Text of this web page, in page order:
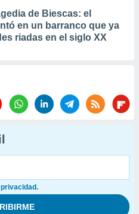
de Biescas: el
en un barranco que ya
riadas en el siglo XX